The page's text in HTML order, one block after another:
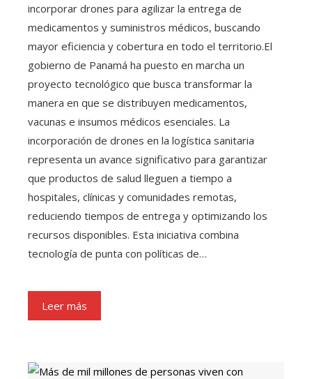
incorporar drones para agilizar la entrega de
medicamentos y suministros médicos, buscando
mayor eficiencia y cobertura en todo el territorio.El
gobierno de Panamá ha puesto en marcha un
proyecto tecnológico que busca transformar la
manera en que se distribuyen medicamentos,
vacunas e insumos médicos esenciales. La
incorporación de drones en la logística sanitaria
representa un avance significativo para garantizar
que productos de salud lleguen a tiempo a
hospitales, clínicas y comunidades remotas,
reduciendo tiempos de entrega y optimizando los
recursos disponibles. Esta iniciativa combina
tecnología de punta con políticas de…
Leer más